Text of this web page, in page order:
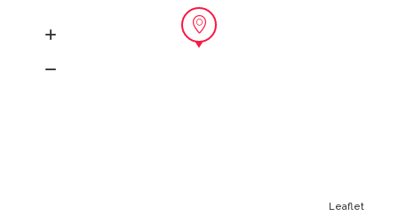
Leaflet